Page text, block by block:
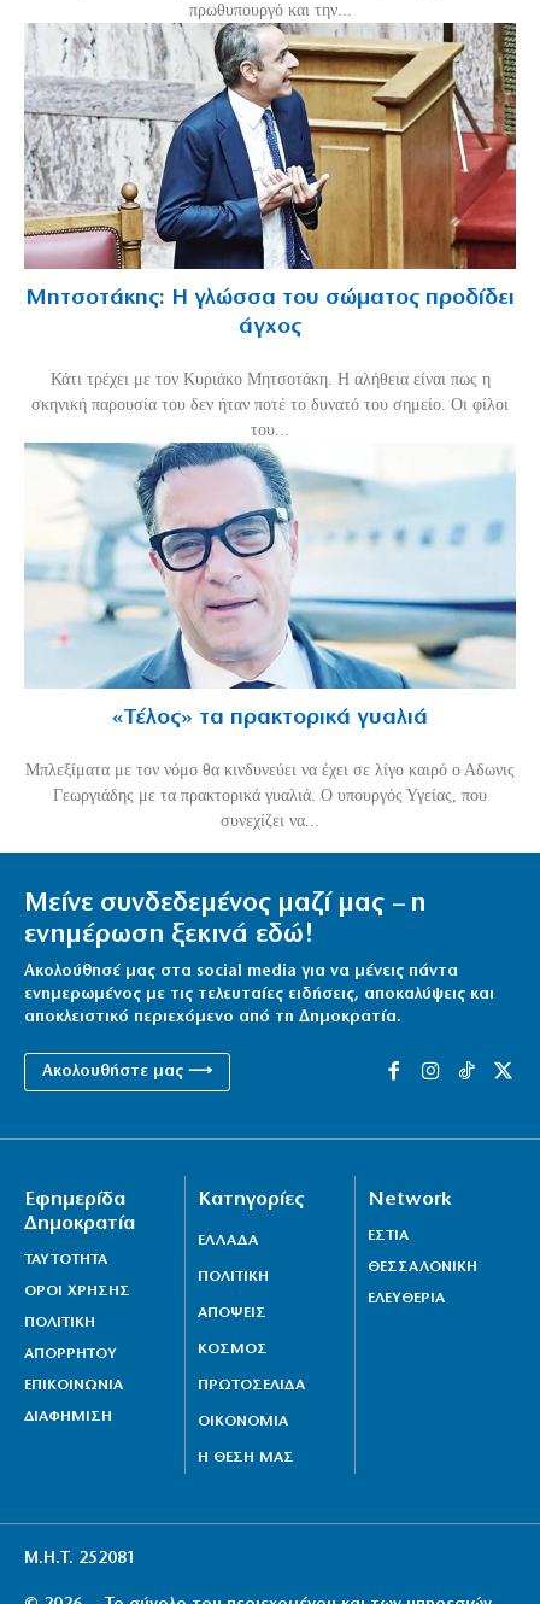
πρωθυπουργό και την...
Μητσοτάκης: Η γλώσσα του σώματος προδίδει
άγχος
Κάτι τρέχει με τον Κυριάκο Μητσοτάκη. Η αλήθεια είναι πως η
σκηνική παρουσία του δεν ήταν ποτέ το δυνατό του σημείο. Οι φίλοι
του...
«Τέλος» τα πρακτορικά γυαλιά
Μπλεξίματα με τον νόμο θα κινδυνεύει να έχει σε λίγο καιρό ο Αδωνις
Γεωργιάδης με τα πρακτορικά γυαλιά. Ο υπουργός Υγείας, που
συνεχίζει να...
Μείνε συνδεδεμένος μαζί μας – η
ενημέρωση ξεκινά εδώ!
Ακολούθησέ μας στα social media για να μένεις πάντα
ενημερωμένος με τις τελευταίες ειδήσεις, αποκαλύψεις και
αποκλειστικό περιεχόμενο από τη Δημοκρατία.
Ακολουθήστε μας ⟶
Εφημερίδα
Δημοκρατία
ΤΑΥΤΟΤΗΤΑ
ΟΡΟΙ ΧΡΗΣΗΣ
ΠΟΛΙΤΙΚΗ
ΑΠΟΡΡΗΤΟΥ
ΕΠΙΚΟΙΝΩΝΙΑ
ΔΙΑΦΗΜΙΣΗ
Κατηγορίες
ΕΛΛΑΔΑ
ΠΟΛΙΤΙΚΗ
ΑΠΟΨΕΙΣ
ΚΟΣΜΟΣ
ΠΡΩΤΟΣΕΛΙΔΑ
ΟΙΚΟΝΟΜΙΑ
Η ΘΕΣΗ ΜΑΣ
Network
ΕΣΤΙΑ
ΘΕΣΣΑΛΟΝΙΚΗ
ΕΛΕΥΘΕΡΙΑ
Μ.Η.Τ. 252081